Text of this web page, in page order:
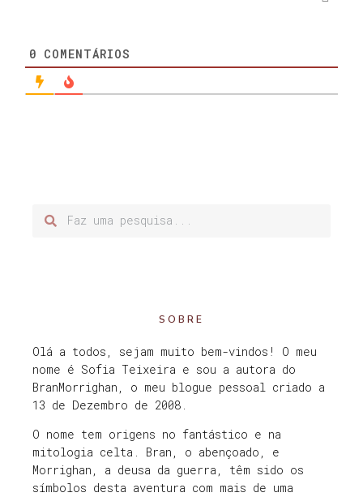
0 COMENTÁRIOS
SOBRE
Olá a todos, sejam muito bem-vindos! O meu
nome é Sofia Teixeira e sou a autora do
BranMorrighan, o meu blogue pessoal criado a
13 de Dezembro de 2008.
O nome tem origens no fantástico e na
mitologia celta. Bran, o abençoado, e
Morrighan, a deusa da guerra, têm sido os
símbolos desta aventura com mais de uma